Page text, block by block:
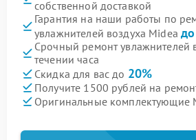
собственной доставкой
Гарантия на наши работы по
увлажнителей воздуха Midea
Срочный ремонт увлажнителей
течении часа
Скидка для вас до 20%
Получите 1500 рублей на
Оригинальные комплектующие